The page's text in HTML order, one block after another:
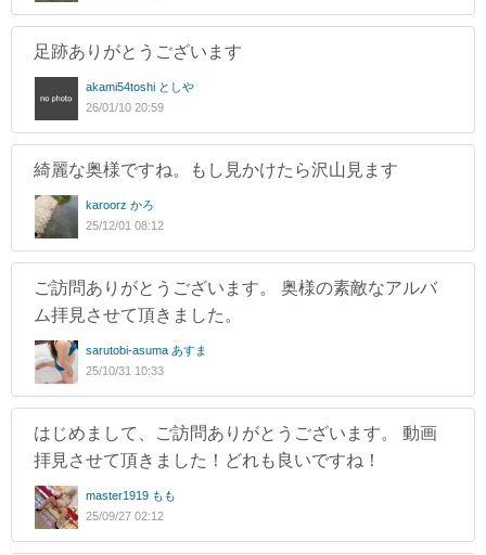
足跡ありがとうございます
akami54toshi としや
26/01/10 20:59
綺麗な奥様ですね。もし見かけたら沢山見ます
karoorz かろ
25/12/01 08:12
ご訪問ありがとうございます。 奥様の素敵なアルバ
ム拝見させて頂きました。
sarutobi-asuma あすま
25/10/31 10:33
はじめまして、ご訪問ありがとうございます。 動画
拝見させて頂きました！どれも良いですね！
master1919 もも
25/09/27 02:12